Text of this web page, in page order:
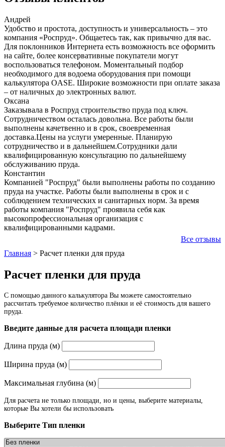
Андрей
Удобство и простота, доступность и универсальность – это
компания «Роспруд». Общаетесь так, как привычно для вас.
Для поклонников Интернета есть возможность все оформить
на сайте, более консервативные покупатели могут
воспользоваться телефоном. Моментальный подбор
необходимого для водоема оборудования при помощи
калькулятора OASE. Широкие возможности при оплате заказа
– от наличных до электронных валют.
Оксана
Заказывала в Роспруд строительство пруда под ключ.
Сотрудничеством осталась довольна. Все работы были
выполнены качетвенно и в срок, своевременная
доставка.Цены на услуги умеренные. Планирую
сотрудничество и в дальнейшем.Сотрудники дали
квалифицированную консультацию по дальнейшему
обслуживанию пруда.
Константин
Компанией "Роспруд" были выполнены работы по созданию
пруда на участке. Работы были выполнены в срок и с
соблюдением технических и санитарных норм. За время
работы компания "Роспруд" проявила себя как
высокопрофессиональная организация с
квалифицированными кадрами.
Все отзывы
Главная > Расчет пленки для пруда
Расчет пленки для пруда
С помощью данного калькулятора Вы можете самостоятельно
рассчитать требуемое количество плёнки и её стоимость для вашего
пруда.
Введите данные для расчета площади пленки
Длина пруда (м)
Ширина пруда (м)
Максимальная глубина (м)
Для расчета не только площади, но и цены, выберите материалы,
которые Вы хотели бы использовать
Выберите Тип пленки